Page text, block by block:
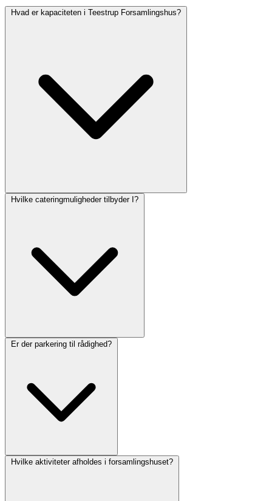
Hvad er kapaciteten i Teestrup Forsamlingshus?
Hvilke cateringmuligheder tilbyder I?
Er der parkering til rådighed?
Hvilke aktiviteter afholdes i forsamlingshuset?